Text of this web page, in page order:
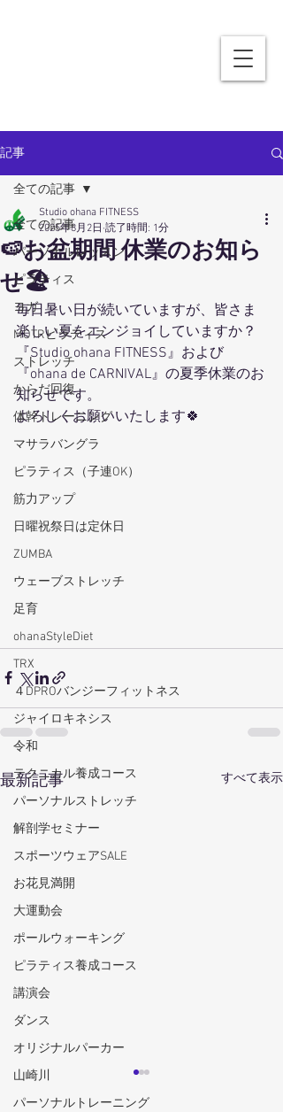
記事
全ての記事
パーソナルレッスン
ピラティス
ヨガ
MOTRピラティス
ストレッチ
からだ回復
体幹トレーニング
マサラバングラ
ピラティス（子連OK）
筋力アップ
日曜祝祭日は定休日
ZUMBA
ウェーブストレッチ
足育
ohanaStyleDiet
TRX
４DPROバンジーフィットネス
ジャイロキネシス
令和
テクニカル養成コース
パーソナルストレッチ
解剖学セミナー
スポーツウェアSALE
お花見満開
大運動会
ポールウォーキング
ピラティス養成コース
講演会
ダンス
オリジナルパーカー
山崎川
パーソナルトレーニング
全ての記事
🍉お盆期間 休業のお知ら
せ🏖
Studio ohana FITNESS
2025年8月2日 読了時間: 1分
毎日暑い日が続いていますが、皆さま
楽しい夏をエンジョイしていますか？
『Studio ohana FITNESS』および
『ohana de CARNIVAL』の夏季休業のお
知らせです。
よろしくお願いいたします🍀
最新記事 すべて表示